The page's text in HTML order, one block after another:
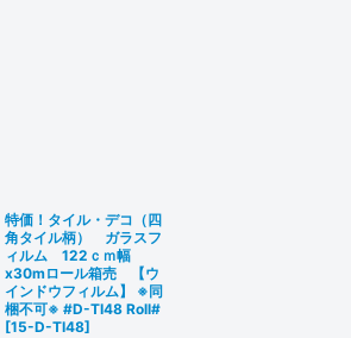
特価！タイル・デコ（四
角タイル柄） ガラスフ
ィルム 122ｃｍ幅
x30mロール箱売 【ウ
インドウフィルム】 ※同
梱不可※ #D-TI48 Roll#
[15-D-TI48]